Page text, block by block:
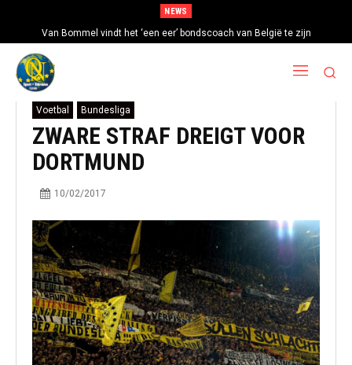
NEWS
Van Bommel vindt het ‘een eer’ bondscoach van België te zijn
Voetbal Bundesliga
ZWARE STRAF DREIGT VOOR
DORTMUND
10/02/2017